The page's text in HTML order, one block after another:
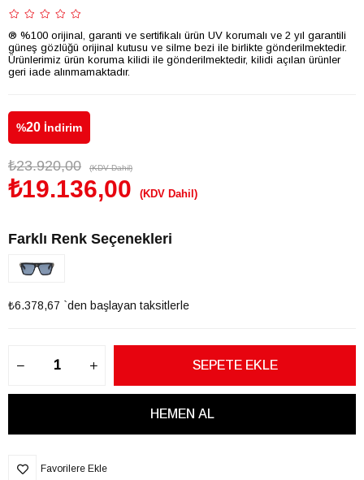
® %100 orijinal, garanti ve sertifikalı ürün UV korumalı ve 2 yıl garantili
güneş gözlüğü orijinal kutusu ve silme bezi ile birlikte gönderilmektedir.
Ürünlerimiz ürün koruma kilidi ile gönderilmektedir, kilidi açılan ürünler
geri iade alınmamaktadır.
%20 İndirim
₺23.920,00 (KDV Dahil)
₺19.136,00 (KDV Dahil)
Farklı Renk Seçenekleri
₺6.378,67 `den başlayan taksitlerle
Favorilere Ekle